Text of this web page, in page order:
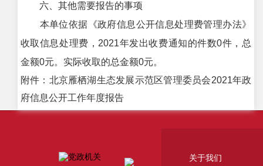
六、其他需要报告的事项
本单位依据《政府信息公开信息处理费管理办法》
收取信息处理费，2021年发出收费通知的件数0件，总
金额0元。实际收取的总金额0元。
附件：北京雁栖湖生态发展示范区管理委员会2021年政
府信息公开工作年度报告
关于我们